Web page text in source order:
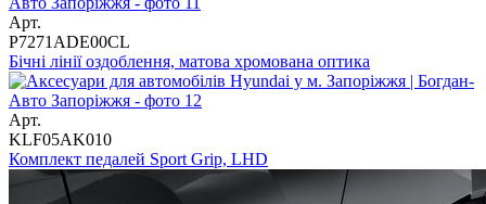
Арт.
P7271ADE00CL
Бічні лінії оздоблення, матова хромована оптика
Арт.
KLF05AK010
Комплект педалей Sport Grip, LHD